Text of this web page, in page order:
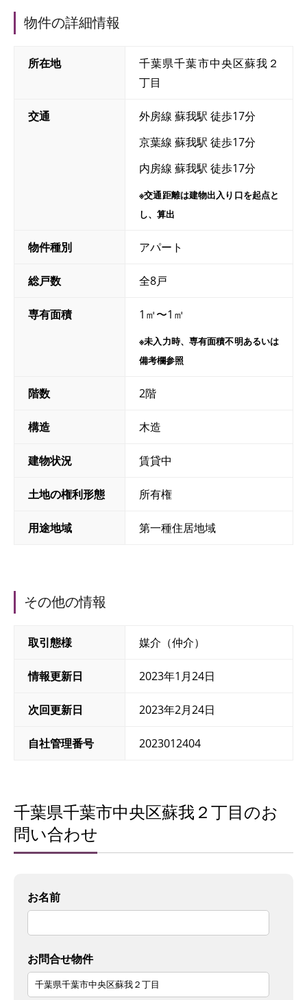
物件の詳細情報
所在地
千葉県千葉市中央区蘇我２
丁目
交通
外房線 蘇我駅 徒歩17分
京葉線 蘇我駅 徒歩17分
内房線 蘇我駅 徒歩17分
※交通距離は建物出入り口を起点と
し、算出
物件種別 アパート
総戸数 全8戸
専有面積 1㎡〜1㎡
※未入力時、専有面積不明あるいは
備考欄参照
階数 2階
構造 木造
建物状況 賃貸中
土地の権利形態 所有権
用途地域 第一種住居地域
その他の情報
取引態様 媒介（仲介）
情報更新日 2023年1月24日
次回更新日 2023年2月24日
自社管理番号 2023012404
千葉県千葉市中央区蘇我２丁目のお
問い合わせ
お名前
お問合せ物件